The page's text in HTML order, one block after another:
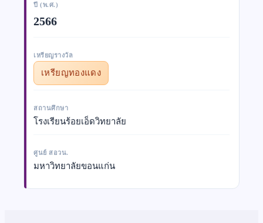
ปี (พ.ศ.)
2566
เหรียญรางวัล
เหรียญทองแดง
สถานศึกษา
โรงเรียนร้อยเอ็ดวิทยาลัย
ศูนย์ สอวน.
มหาวิทยาลัยขอนแก่น